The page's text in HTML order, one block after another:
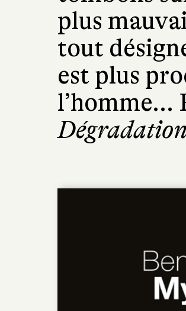
plus
tout
est plus
l’homme...
Dégradation